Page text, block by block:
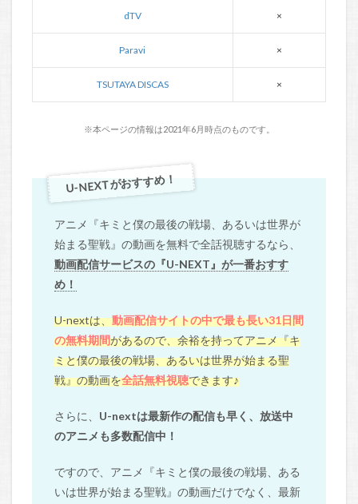
dTV ×
Paravi ×
TSUTAYA DISCAS ×
※本ページの情報は2021年6月時点のものです。
U-NEXTがおすすめ！
アニメ『キミと僕の最後の戦場、あるいは世界が
始まる聖戦』の動画を無料で全話視聴するなら、
動画配信サービスの『U-NEXT』が一番おすす
め！
U-nextは、動画配信サイトの中で最も長い31日間
の無料期間があるので、余裕を持ってアニメ『キ
ミと僕の最後の戦場、あるいは世界が始まる聖
戦』の動画を全話無料視聴できます♪
さらに、 U-nextは最新作の配信も早く、放送中
のアニメも多数配信中！
ですので、アニメ『キミと僕の最後の戦場、ある
いは世界が始まる聖戦』の動画だけでなく、最新